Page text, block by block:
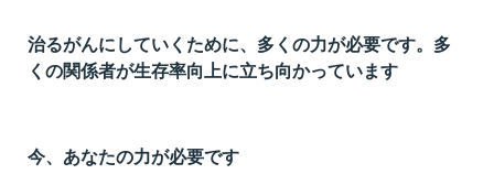
治るがんにしていくために、多くの力が必要です。多
くの関係者が生存率向上に立ち向かっています
今、あなたの力が必要です